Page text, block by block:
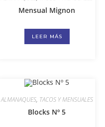
Mensual Mignon
LEER MÁS
ALMANAQUES, TACOS Y MENSUALES
Blocks Nº 5